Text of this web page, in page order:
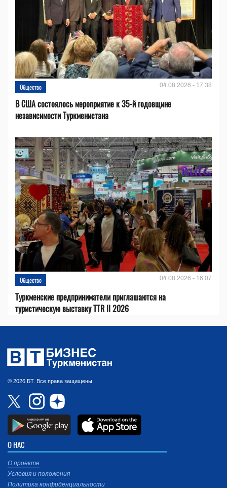
Общество 04.08.2026 - 17:38
В США состоялось мероприятие к 35-й годовщине
независимости Туркменистана
Общество 04.08.2026 - 16:07
Туркменские предприниматели приглашаются на
туристическую выставку TTR II 2026
© 2026 БТ. Все права защищены.
О НАС
О проекте
Условия и положения
Политика конфиденциальности